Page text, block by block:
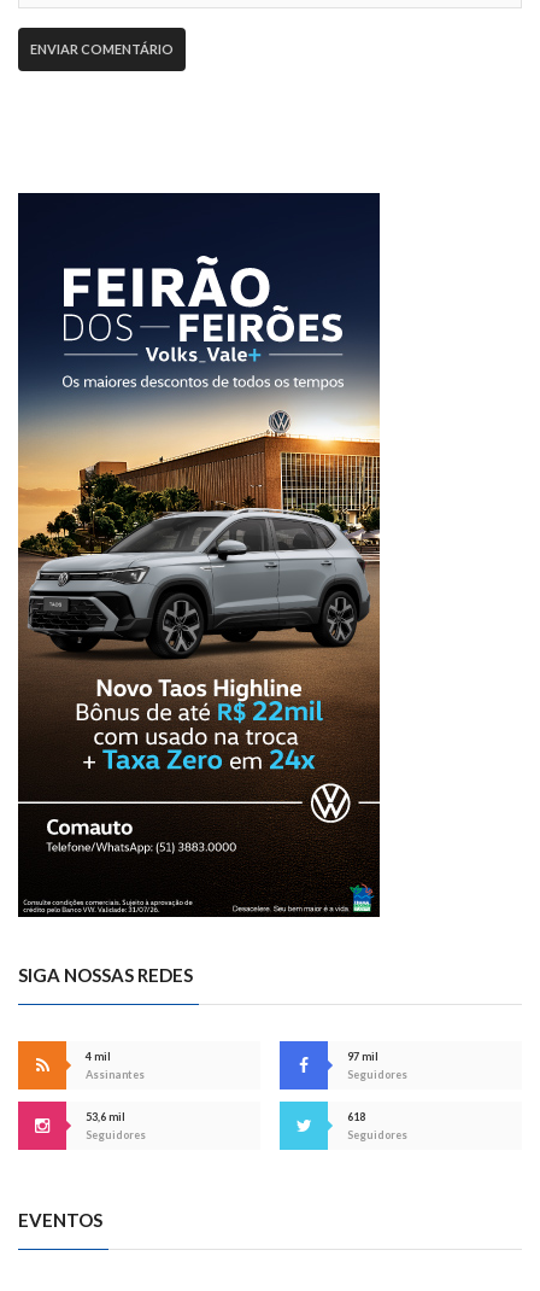
SIGA NOSSAS REDES
4 mil
Assinantes
97 mil
Seguidores
53,6 mil
Seguidores
618
Seguidores
EVENTOS